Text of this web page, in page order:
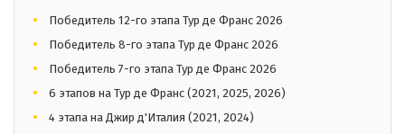
Победитель 12-го этапа Тур де Франс 2026
Победитель 8-го этапа Тур де Франс 2026
Победитель 7-го этапа Тур де Франс 2026
6 этапов на Тур де Франс (2021, 2025, 2026)
4 этапа на Джир д'Италия (2021, 2024)